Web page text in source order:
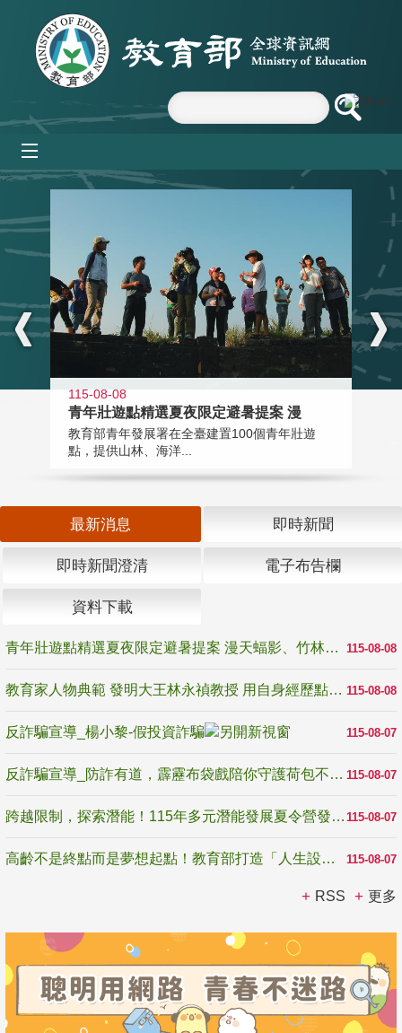
跳到主要內容區塊
:::
115-08-08
青年壯遊點精選夏夜限定避暑提案 漫
教育部青年發展署在全臺建置100個青年壯遊
點，提供山林、海洋...
最新消息 即時新聞
即時新聞澄清 電子布告欄
資料下載
115-08-08
青年壯遊點精選夏夜限定避暑提案 漫天蝠影、竹林尋蛙、茶香夜觀 邀青年暮色出發
115-08-08
教育家人物典範 發明大王林永禎教授 用自身經歷點亮學生的路
115-08-07
反詐騙宣導_楊小黎-假投資詐騙
115-08-07
反詐騙宣導_防詐有道，霹靂布袋戲陪你守護荷包不受騙
115-08-07
跨越限制，探索潛能！115年多元潛能發展夏令營發掘生命無限可能
115-08-07
高齡不是終點而是夢想起點！教育部打造「人生設計夢工場」 參展第3屆高齡健康產業博覽會
RSS 更多